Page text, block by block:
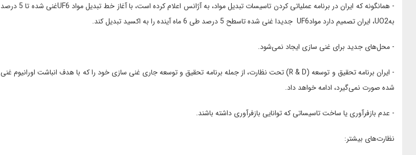
- همانگونه که ایران در برنامه عملیاتی کردن تاسیسات تبدیل مواد، به آژانس اعلام کرده است، با آغاز خط تبدیل مواد UF6غنی شده تا 5 درصد
بهUO2، ایران تصمیم دارد موادUF6 جدیدا غنی شده تاسطح 5 درصد طی 6 ماه آینده را به اکسید تبدیل کند.
- محل‌های جدید برای غنی سازی ایجاد نمی‌شود.
- ایران برنامه تحقیق و توسعه (R & D) تحت نظارت، از جمله برنامه تحقیق و توسعه جاری غنی سازی خود را که با هدف انباشت اورانیوم غنی
شده صورت نمی‌گیرد، ادامه خواهد داد.
- عدم بازفرآوری یا ساخت تاسیساتی که توانایی بازفرآوری داشته باشند.
نظارت‌های بیشتر: